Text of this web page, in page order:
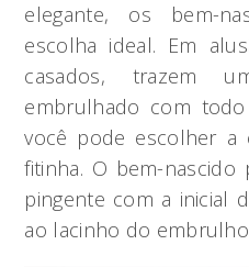
elegante, os bem-
escolha ideal. Em
casados, trazem
embrulhado com
você pode escolher
fitinha. O bem-
pingente com a inicial
ao lacinho do